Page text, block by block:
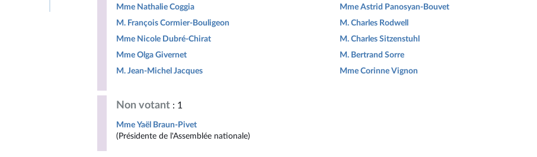
droites
groupe
Mme Nathalie Coggia
M. François Cormier-Bouligeon
Mme Nicole Dubré-Chirat
Mme Olga Givernet
M. Jean-Michel Jacques
Mme Astrid Panosyan-Bouvet
M. Charles Rodwell
M. Charles Sitzenstuhl
M. Bertrand Sorre
Mme Corinne Vignon
Non votant : 1
Mme Yaël Braun-Pivet
(Présidente de l'Assemblée nationale)